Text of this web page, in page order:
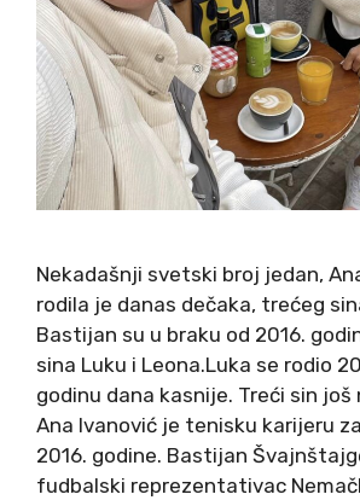
Nekadašnji svetski broj jedan,
rodila je danas dečaka, trećeg
Bastijan su u braku od 2016.
sina Luku i Leona.Luka se rodio
godinu dana kasnije. Treći sin još
Ana Ivanović je tenisku karijeru
2016. godine. Bastijan
fudbalski reprezentativac